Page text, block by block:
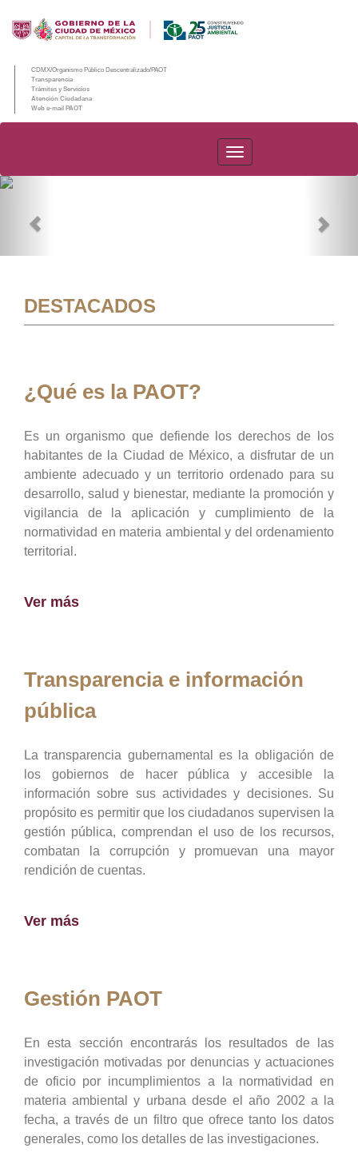
CDMX/Organismo Público Descentralizado/PAOT
Transparencia
Trámites y Servicios
Atención Ciudadana
Web e-mail PAOT
PAOT
DESTACADOS
¿Qué es la PAOT?
Es un organismo que defiende los derechos de los
habitantes de la Ciudad de México, a disfrutar de un
ambiente adecuado y un territorio ordenado para su
desarrollo, salud y bienestar, mediante la promoción y
vigilancia de la aplicación y cumplimiento de la
normatividad en materia ambiental y del ordenamiento
territorial.
Ver más
Transparencia e información
pública
La transparencia gubernamental es la obligación de
los gobiernos de hacer pública y accesible la
información sobre sus actividades y decisiones. Su
propósito es permitir que los ciudadanos supervisen la
gestión pública, comprendan el uso de los recursos,
combatan la corrupción y promuevan una mayor
rendición de cuentas.
Ver más
Gestión PAOT
En esta sección encontrarás los resultados de las
investigación motivadas por denuncias y actuaciones
de oficio por incumplimientos a la normatividad en
materia ambiental y urbana desde el año 2002 a la
fecha, a través de un filtro que ofrece tanto los datos
generales, como los detalles de las investigaciones.